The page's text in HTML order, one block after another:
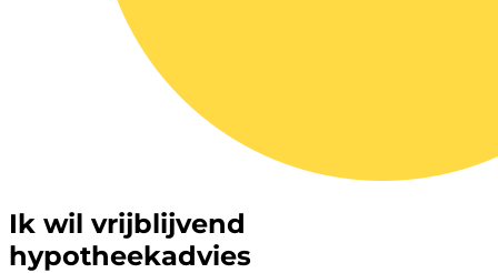
Ik wil vrijblijvend
hypotheekadvies